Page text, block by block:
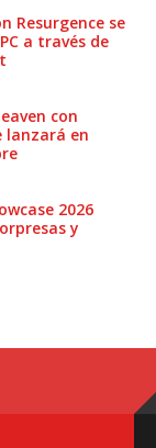
Resurgence se
a través de
con
lanzará en
2026
y